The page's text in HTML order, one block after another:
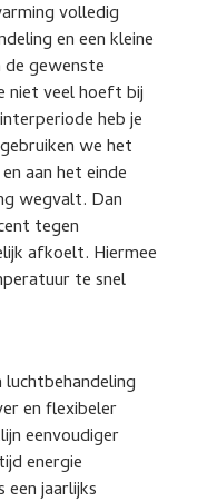
volledig
en een kleine
gewenste
niet veel hoeft bij
heb je
we het
aan het einde
wegvalt. Dan
tegen
afkoelt. Hiermee
te snel
en flexibeler
eenvoudiger
energie
jaarlijks